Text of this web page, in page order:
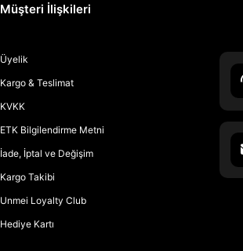
Müşteri İlişkileri
Üyelik
Kargo & Teslimat
KVKK
ETK Bilgilendirme Metni
İade, İptal ve Değişim
Kargo Takibi
Unmei Loyalty Club
Hediye Kartı